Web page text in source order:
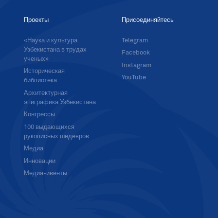
Проекты
«Наука и культура
Узбекистана в трудах
ученых»
Историческая
библиотека
Архитектурная
эпиграфика Узбекистана
Конгрессы
100 выдающихся
рукописных шедевров
Медиа
Инновации
Медиа-ивенты
Присоединяйтесь
Telegram
Facebook
Instagram
YouTube